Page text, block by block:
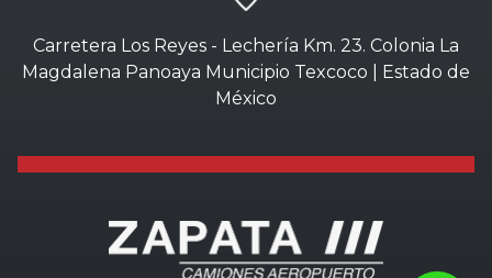
Carretera Los Reyes - Lechería Km. 23. Colonia La
Magdalena Panoaya Municipio Texcoco | Estado de
México